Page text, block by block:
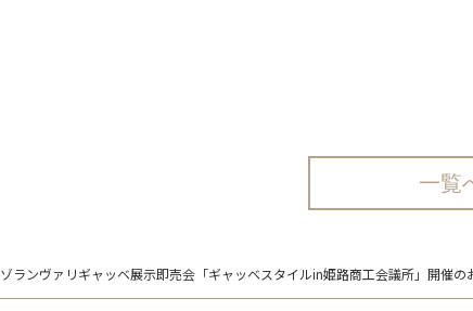
一覧
ゾランヴァリギャッベ展示即売会「ギャッベスタイルin姫路商工会議所」開催の